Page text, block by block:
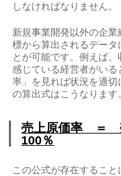
しなければなりません。
新規事業開発以外の企
標から算出されるデータ
とが可能です。例えば
感じている経営者がい
率」を見れば状況を適
の算出式はこうなります
売上原価率
100％
この公式が存在するこ